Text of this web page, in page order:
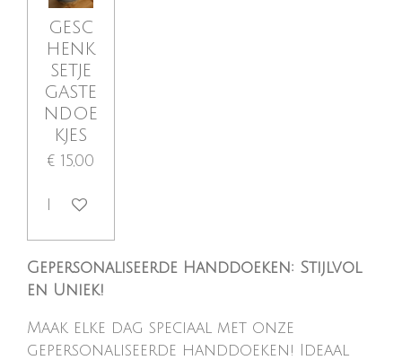
gesc
henk
setje
gaste
ndoe
kjes
€ 15,00
In winkelwagen
Gepersonaliseerde Handdoeken: Stijlvol
en Uniek!
Maak elke dag speciaal met onze
gepersonaliseerde handdoeken! Ideaal